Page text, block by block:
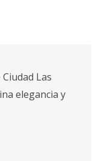
Las
elegancia y